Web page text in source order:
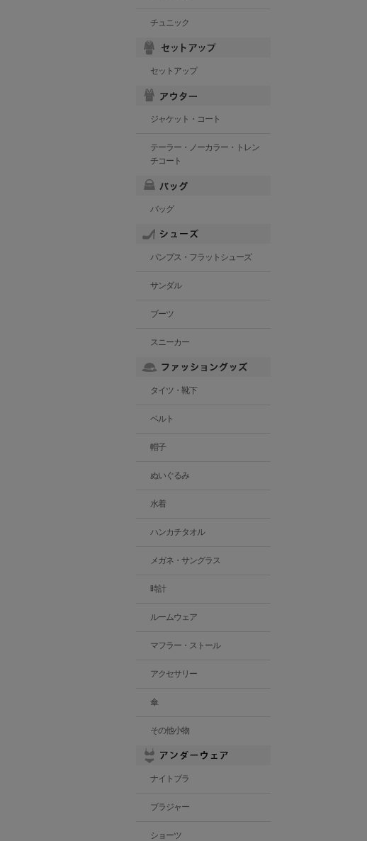
チュニック
セットアップ
ジャケット・コート
テーラー・ノーカラー・トレン
チコート
バッグ
パンプス・フラットシューズ
サンダル
ブーツ
スニーカー
タイツ・靴下
ベルト
帽子
ぬいぐるみ
水着
ハンカチタオル
メガネ・サングラス
時計
ルームウェア
マフラー・ストール
アクセサリー
傘
その他小物
ナイトブラ
ブラジャー
ショーツ